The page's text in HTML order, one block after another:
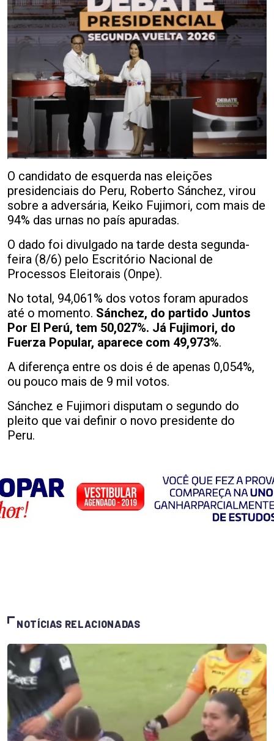
O candidato de esquerda nas eleições
presidenciais do Peru, Roberto Sánchez, virou
sobre a adversária, Keiko Fujimori, com mais de
94% das urnas no país apuradas.
O dado foi divulgado na tarde desta segunda-
feira (8/6) pelo Escritório Nacional de
Processos Eleitorais (Onpe).
No total, 94,061% dos votos foram apurados
até o momento. Sánchez, do partido Juntos
Por El Perú, tem 50,027%. Já Fujimori, do
Fuerza Popular, aparece com 49,973%.
A diferença entre os dois é de apenas 0,054%,
ou pouco mais de 9 mil votos.
Sánchez e Fujimori disputam o segundo do
pleito que vai definir o novo presidente do
Peru.
NOTÍCIAS RELACIONADAS